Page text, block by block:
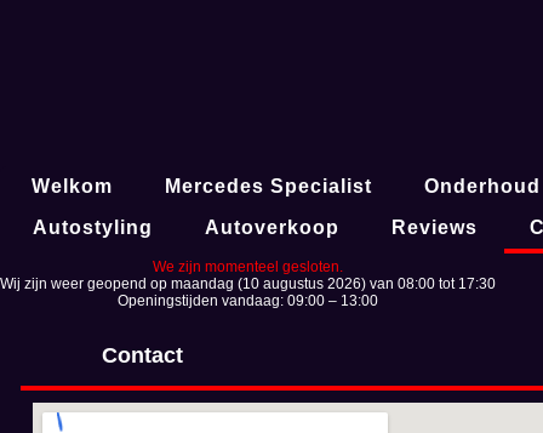
Welkom Mercedes Specialist
Onderhoud
Autostyling
Autoverkoop Reviews
We zijn momenteel gesloten.
Wij zijn weer geopend op maandag (10 augustus 2026) van 08:00 tot 17:30
Openingstijden vandaag: 09:00 – 13:00
Contact